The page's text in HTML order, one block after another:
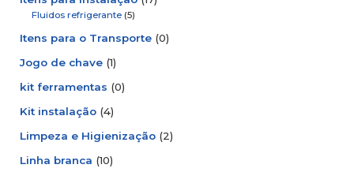
Fluidos refrigerante (5)
Itens para o Transporte (0)
Jogo de chave (1)
kit ferramentas (0)
Kit instalação (4)
Limpeza e Higienização (2)
Linha branca (10)